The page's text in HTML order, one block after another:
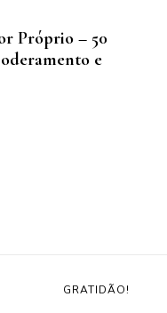
Próprio – 50
e
GRATIDÃO!